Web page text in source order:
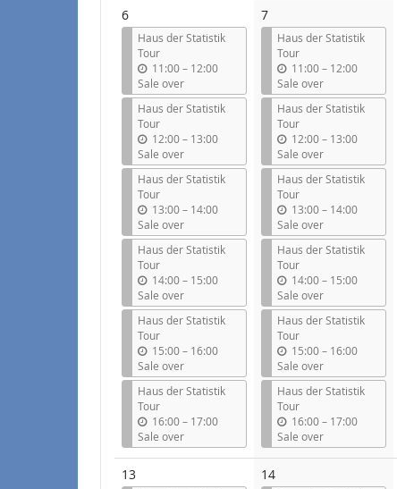
6
Haus der Statistik
Tour
11:00–u
t
i
12:00
Sale over
Haus der Statistik
Tour
12:00–u
t
i
13:00
Sale over
Haus der Statistik
Tour
13:00–u
t
i
14:00
Sale over
Haus der Statistik
Tour
14:00–u
t
i
15:00
Sale over
Haus der Statistik
Tour
15:00–u
t
i
16:00
Sale over
Haus der Statistik
Tour
16:00–u
t
17:00
Sale over
7
Haus der Statistik
Tour
11:00–u
t
i
12:00
Sale over
Haus der Statistik
Tour
12:00–u
t
i
13:00
Sale over
Haus der Statistik
Tour
13:00–u
t
i
14:00
Sale over
Haus der Statistik
Tour
14:00–u
t
i
15:00
Sale over
Haus der Statistik
Tour
15:00–u
t
i
16:00
Sale over
Haus der Statistik
Tour
16:00–u
t
17:00
Sale over
13 14